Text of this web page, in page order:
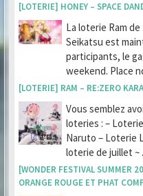
[LOTERIE] HONEY – SPACE
La loterie Ram
Seikatsu est
participants, le
weekend. Place
[LOTERIE] RAM – RE:ZERO
Vous semblez
loteries : –
Naruto – Loterie
loterie de juillet ~
[WONDER FESTIVAL SUMMER
ORANGE ROUGE ET PHAT